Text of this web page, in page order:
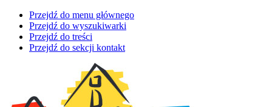
Przejdź do menu głównego
Przejdź do wyszukiwarki
Przejdź do treści
Przejdź do sekcji kontakt